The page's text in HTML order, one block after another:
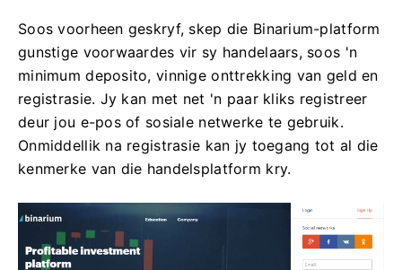
Soos voorheen geskryf, skep die Binarium-platform
gunstige voorwaardes vir sy handelaars, soos 'n
minimum deposito, vinnige onttrekking van geld en
registrasie. Jy kan met net 'n paar kliks registreer
deur jou e-pos of sosiale netwerke te gebruik.
Onmiddellik na registrasie kan jy toegang tot al die
kenmerke van die handelsplatform kry.